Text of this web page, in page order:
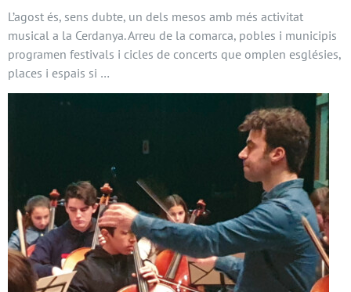
L’agost és, sens dubte, un dels mesos amb més activitat
musical a la Cerdanya. Arreu de la comarca, pobles i municipis
programen festivals i cicles de concerts que omplen esglésies,
places i espais si …